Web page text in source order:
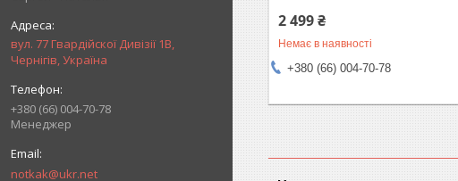
вул. 77 Гвардійскої Дивізії 1В,
Чернігів, Україна
+380 (66) 004-70-78
Менеджер
notkak@ukr.net
2 499 ₴
Немає в наявності
+380 (66) 004-70-78